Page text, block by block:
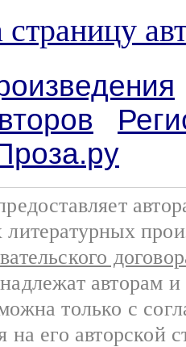
страницу
авторам
только с
на его авторской